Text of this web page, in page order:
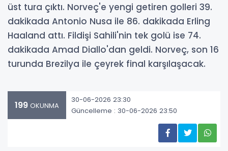
üst tura çıktı. Norveç'e yengi getiren golleri 39.
dakikada Antonio Nusa ile 86. dakikada Erling
Haaland attı. Fildişi Sahili'nin tek golü ise 74.
dakikada Amad Diallo'dan geldi. Norveç, son 16
turunda Brezilya ile çeyrek final karşılaşacak.
199 OKUNMA
30-06-2026 23:30
Güncelleme : 30-06-2026 23:50